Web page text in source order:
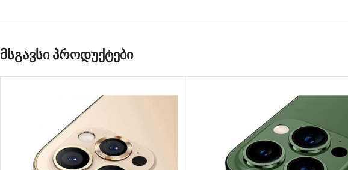
მსგავსი პროდუქტები